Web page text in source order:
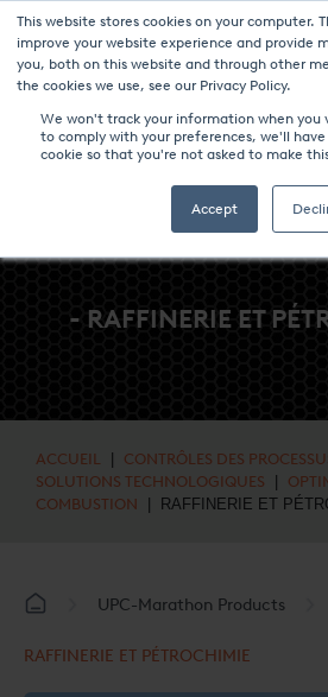
This website stores cookies on your computer.
improve your website experience and provide
you, both on this website and through other
the cookies we use, see our Privacy Policy.
We won't track your information when you
to comply with your preferences, we'll
cookie so that you're not asked to make
Accept
NOUVELLES ET ÉVÉNEMENTS MÉDIAS
- RAFFINERIE ET
ACCUEIL CONTRÔLES DES
SOLUTIONS TECHNOLOGIQUES
COMBUSTION | RAFFINERIE ET
UPC-Marathon Products
RAFFINERIE ET PÉTROCHIMIE